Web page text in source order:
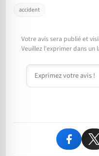
accident
Votre avis sera publié et
Veuillez l'exprimer dans un
Commentaire